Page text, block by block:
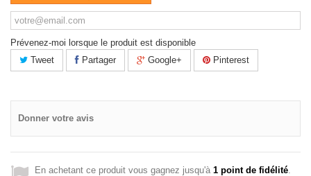
Prévenez-moi lorsque le produit est disponible
Tweet
Partager Google+ Pinterest
Donner votre avis
En achetant ce produit vous gagnez jusqu'à 1 point de fidélité